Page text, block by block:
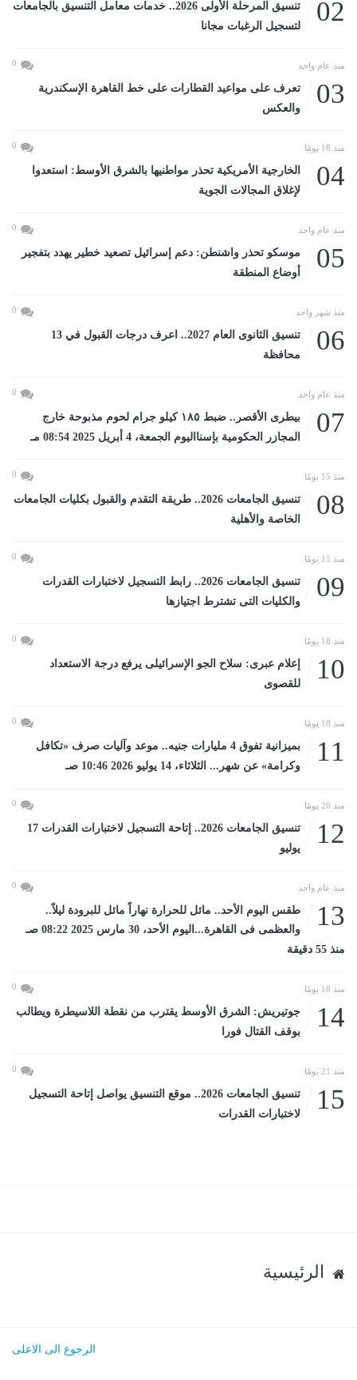
02
تنسيق المرحلة الأولى 2026.. خدمات معامل التنسيق بالجامعات
لتسجيل الرغبات مجانا
منذ عام واحد 0
03
تعرف على مواعيد القطارات على خط القاهرة الإسكندرية
والعكس
منذ 18 يومًا 0
04
الخارجية الأمريكية تحذر مواطنيها بالشرق الأوسط: استعدوا
لإغلاق المجالات الجوية
منذ عام واحد 0
05
موسكو تحذر واشنطن: دعم إسرائيل تصعيد خطير يهدد بتفجير
أوضاع المنطقة
منذ شهر واحد 0
06
تنسيق الثانوى العام 2027.. اعرف درجات القبول في 13
محافظة
منذ عام واحد 0
07
بيطرى الأقصر.. ضبط ١٨٥ كيلو جرام لحوم مذبوحة خارج
المجازر الحكومية بإسنااليوم الجمعة، 4 أبريل 2025 08:54 مـ
منذ 15 يومًا 0
08
تنسيق الجامعات 2026.. طريقة التقدم والقبول بكليات الجامعات
الخاصة والأهلية
منذ 15 يومًا 0
09
تنسيق الجامعات 2026.. رابط التسجيل لاختبارات القدرات
والكليات التى تشترط اجتيازها
منذ 18 يومًا 0
10
إعلام عبرى: سلاح الجو الإسرائيلى يرفع درجة الاستعداد
للقصوى
منذ 18 يومًا 0
11
بميزانية تفوق 4 مليارات جنيه.. موعد وآليات صرف «تكافل
وكرامة» عن شهر... الثلاثاء، 14 يوليو 2026 10:46 صـ
منذ 26 يومًا 0
12
تنسيق الجامعات 2026.. إتاحة التسجيل لاختبارات القدرات 17
يوليو
منذ عام واحد 0
13
طقس اليوم الأحد.. مائل للحرارة نهاراً مائل للبرودة ليلاً..
والعظمى فى القاهرة...اليوم الأحد، 30 مارس 2025 08:22 صـ
منذ 55 دقيقة
منذ 18 يومًا 0
14
جوتيريش: الشرق الأوسط يقترب من نقطة اللاسيطرة ويطالب
بوقف القتال فورا
منذ 21 يومًا 0
15
تنسيق الجامعات 2026.. موقع التنسيق يواصل إتاحة التسجيل
لاختبارات القدرات
الرئيسية
الرجوع الى الاعلى